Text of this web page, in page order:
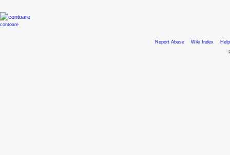
contoare
Report Abuse Wiki Index
Help